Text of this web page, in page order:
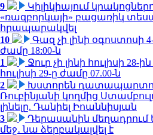
9
Կիլիկիայում
«ռազբորկայի» բացառիկ
հրապարակվել
10
Գազ չի լինի օգոստոսի
ժամը 18:00-ն
1
Ջուր չի լինի հուլիսի 28-
հուլիսի 29-ը ժամը 07.00-ն
2
Խստորեն
Ռուբինյանի կողմից
լինելը. Դանիել Իոաննիսյան
3
Դերասանին մեղադրում
մեջ․ նա ձերբակալվել է